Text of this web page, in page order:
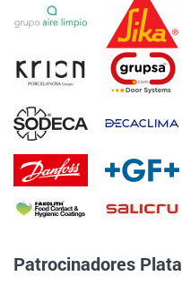
Patrocinadores Plata